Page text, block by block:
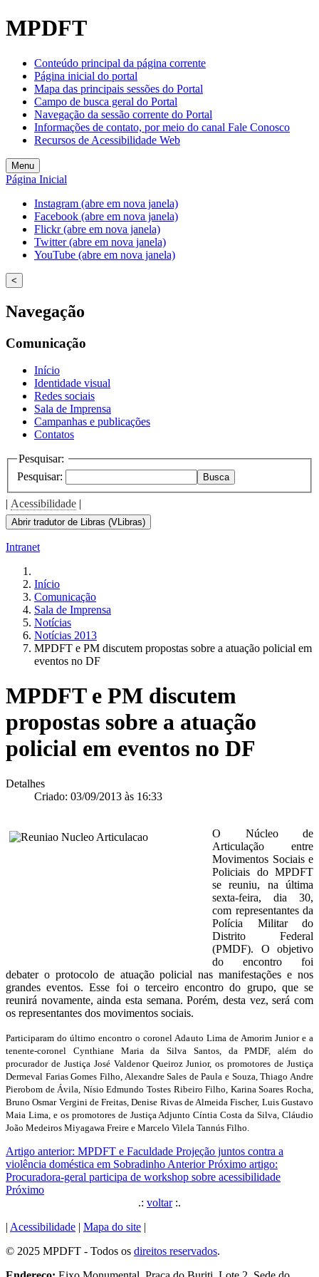
MPDFT
Conteúdo principal da página corrente
Página inicial do portal
Mapa das principais sessões do Portal
Campo de busca geral do Portal
Navegação da sessão corrente do Portal
Informações de contato, por meio do canal Fale Conosco
Recursos de Acessibilidade Web
Menu
Página Inicial
Instagram (abre em nova janela)
Facebook (abre em nova janela)
Flickr (abre em nova janela)
Twitter (abre em nova janela)
YouTube (abre em nova janela)
<
Navegação
Comunicação
Início
Identidade visual
Redes sociais
Sala de Imprensa
Campanhas e publicações
Contatos
Pesquisar:
Pesquisar:
Busca
| Acessibilidade |
Abrir tradutor de Libras (VLibras)
Intranet
Início
Comunicação
Sala de Imprensa
Notícias
Notícias 2013
MPDFT e PM discutem propostas sobre a atuação policial em
eventos no DF
MPDFT e PM discutem
propostas sobre a atuação
policial em eventos no DF
Detalhes
Criado: 03/09/2013 às 16:33
O Núcleo de
Articulação entre
Movimentos Sociais e
Policiais do MPDFT
se reuniu, na última
sexta-feira, dia 30,
com representantes da
Polícia Militar do
Distrito Federal
(PMDF). O objetivo
do encontro foi
debater o protocolo de atuação policial nas manifestações e nos
grandes eventos. Esse foi o terceiro encontro do grupo, que se
reunirá novamente, ainda esta semana. Porém, desta vez, será com
os representantes dos movimentos sociais.
Participaram do último encontro o coronel Adauto Lima de Amorim Junior e a
tenente-coronel Cynthiane Maria da Silva Santos, da PMDF, além do
procurador de Justiça José Valdenor Queiroz Junior, os promotores de Justiça
Dermeval Farias Gomes Filho, Alexandre Sales de Paula e Souza, Thiago Andre
Pierobom de Ávila, Nísio Edmundo Tostes Ribeiro Filho, Karina Soares Rocha,
Bruno Osmar Vergini de Freitas, Denise Rivas de Almeida Fischer, Luis Gustavo
Maia Lima, e os promotores de Justiça Adjunto Cíntia Costa da Silva, Cláudio
João Medeiros Miyagawa Freire e Marcelo Vilela Tannús Filho.
Artigo anterior: MPDFT e Faculdade Projeção juntos contra a
violência doméstica em Sobradinho Anterior Próximo artigo:
Procuradora-geral participa de workshop sobre acessibilidade
Próximo
.: voltar:.
| Acessibilidade | Mapa do site |
© 2025 MPDFT - Todos os direitos reservados.